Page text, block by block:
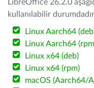
LibreOffice 26.2.0
kullanılabilir
Linux Aarch64
Linux Aarch64
Linux x64 (deb)
Linux x64 (rpm)
macOS (Aarch64/